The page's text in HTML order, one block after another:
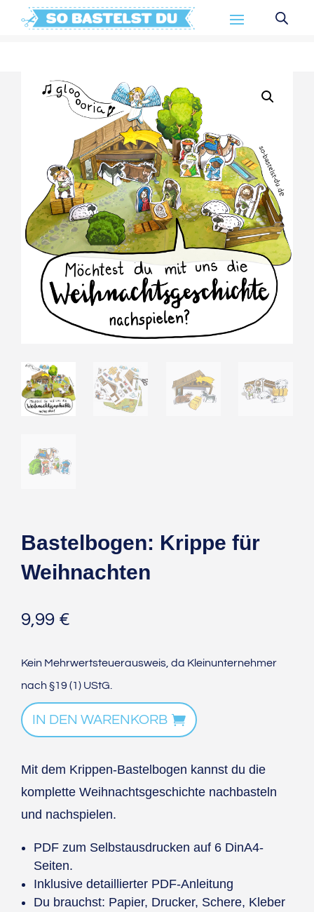
Bastelbogen: Krippe für
Weihnachten
9,99 €
Kein Mehrwertsteuerausweis, da Kleinunternehmer
nach §19 (1) UStG.
IN DEN WARENKORB
Mit dem Krippen-Bastelbogen kannst du die
komplette Weihnachtsgeschichte nachbasteln
und nachspielen.
PDF zum Selbstausdrucken auf 6 DinA4-
Seiten.
Inklusive detaillierter PDF-Anleitung
Du brauchst: Papier, Drucker, Schere, Kleber